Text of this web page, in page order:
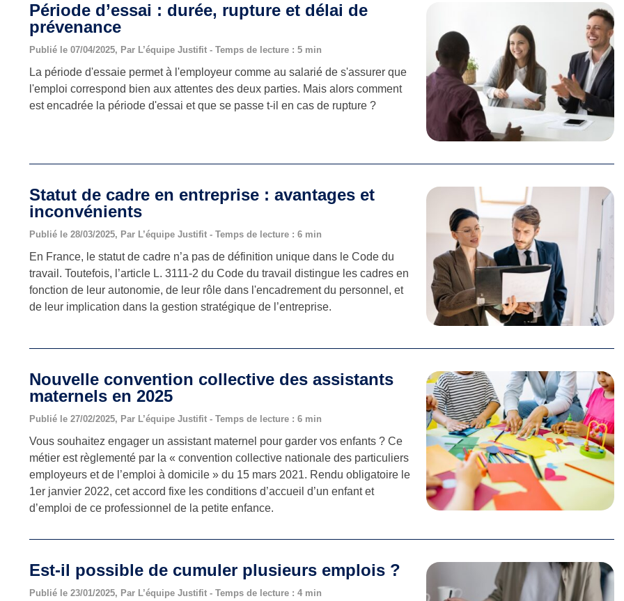
Période d’essai : durée, rupture et délai de
prévenance
Publié le 07/04/2025, Par L’équipe Justifit - Temps de lecture : 5 min
La période d'essaie permet à l'employeur comme au salarié de s'assurer que
l'emploi correspond bien aux attentes des deux parties. Mais alors comment
est encadrée la période d'essai et que se passe t-il en cas de rupture ?
Statut de cadre en entreprise : avantages et
inconvénients
Publié le 28/03/2025, Par L’équipe Justifit - Temps de lecture : 6 min
En France, le statut de cadre n’a pas de définition unique dans le Code du
travail. Toutefois, l’article L. 3111-2 du Code du travail distingue les cadres en
fonction de leur autonomie, de leur rôle dans l'encadrement du personnel, et
de leur implication dans la gestion stratégique de l’entreprise.
Nouvelle convention collective des assistants
maternels en 2025
Publié le 27/02/2025, Par L’équipe Justifit - Temps de lecture : 6 min
Vous souhaitez engager un assistant maternel pour garder vos enfants ? Ce
métier est règlementé par la « convention collective nationale des particuliers
employeurs et de l’emploi à domicile » du 15 mars 2021. Rendu obligatoire le
1er janvier 2022, cet accord fixe les conditions d’accueil d’un enfant et
d’emploi de ce professionnel de la petite enfance.
Est-il possible de cumuler plusieurs emplois ?
Publié le 23/01/2025, Par L’équipe Justifit - Temps de lecture : 4 min